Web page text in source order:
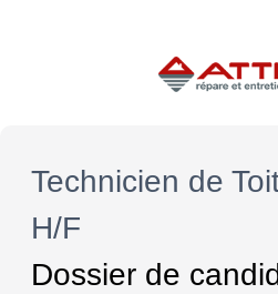
Technicien de
H/F
Dossier de